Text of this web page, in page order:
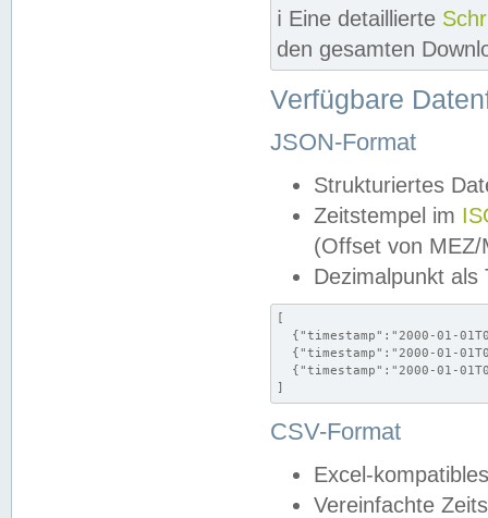
ℹ️ Eine detaillierte
den gesamten
Verfügbare
JSON-Format
Strukturiertes
Zeitstempel im
(Offset von MEZ/
Dezimalpunkt als
[
{"timestamp":"2000-01-
{"timestamp":"2000-01-
{"timestamp":"2000-01-
]
CSV-Format
Excel-
Vereinfachte